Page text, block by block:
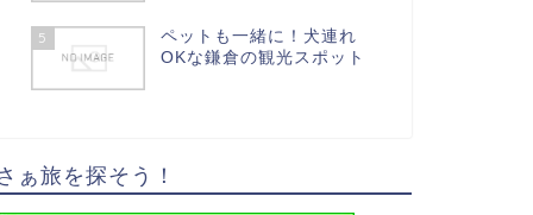
5
ペットも一緒に！犬連れ
OKな鎌倉の観光スポット
ぁ旅を探そう！